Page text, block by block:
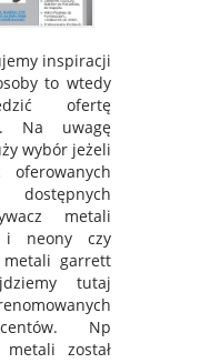
inspiracji
to wtedy
ofertę
Na uwagę
wybór jeżeli
dostępnych
metali
i neony czy
metali garrett
tutaj
Np
metali został